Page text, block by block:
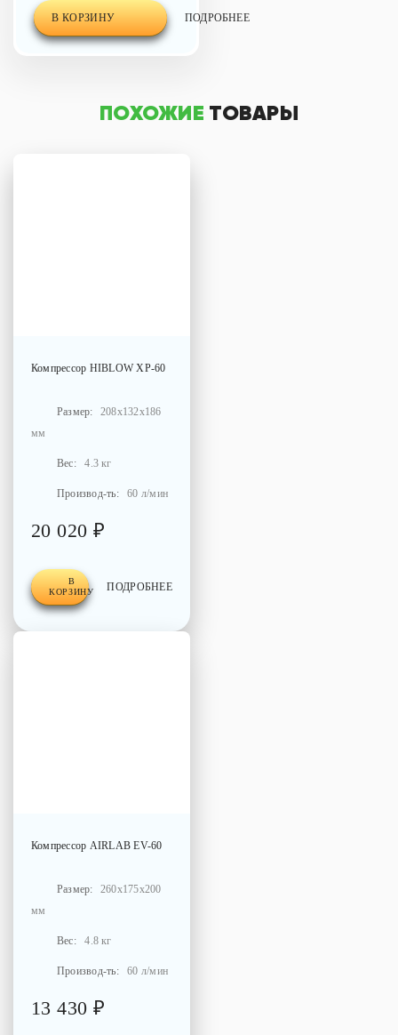
В КОРЗИНУ ПОДРОБНЕЕ
ПОХОЖИЕ ТОВАРЫ
Компрессор HIBLOW XP-60
Размер:
208x132x186
мм
Вес: 4.3 кг
Производ-ть: 60 л/мин
20 020 ₽
В
КОРЗИНУ
ПОДРОБНЕЕ
Компрессор AIRLAB EV-60
Размер:
260x175x200
мм
Вес: 4.8 кг
Производ-ть: 60 л/мин
13 430 ₽